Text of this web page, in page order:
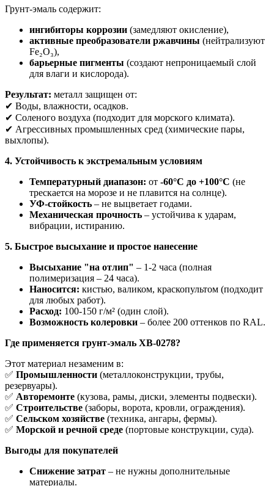
Грунт-эмаль содержит:
ингибиторы коррозии (замедляют окисление),
активные преобразователи ржавчины (нейтрализуют
Fe₂O₃),
барьерные пигменты (создают непроницаемый слой
для влаги и кислорода).
Результат: металл защищен от:
✔ Воды, влажности, осадков.
✔ Соленого воздуха (подходит для морского климата).
✔ Агрессивных промышленных сред (химические пары,
выхлопы).
4. Устойчивость к экстремальным условиям
Температурный диапазон: от -60°C до +100°C (не
трескается на морозе и не плавится на солнце).
УФ-стойкость – не выцветает годами.
Механическая прочность – устойчива к ударам,
вибрации, истиранию.
5. Быстрое высыхание и простое нанесение
Высыхание "на отлип" – 1-2 часа (полная
полимеризация – 24 часа).
Наносится: кистью, валиком, краскопультом (подходит
для любых работ).
Расход: 100-150 г/м² (один слой).
Возможность колеровки – более 200 оттенков по RAL.
Где применяется грунт-эмаль ХВ-0278?
Этот материал незаменим в:
✅ Промышленности (металлоконструкции, трубы,
резервуары).
✅ Авторемонте (кузова, рамы, диски, элементы подвески).
✅ Строительстве (заборы, ворота, кровли, ограждения).
✅ Сельском хозяйстве (техника, ангары, фермы).
✅ Морской и речной среде (портовые конструкции, суда).
Выгоды для покупателей
Снижение затрат – не нужны дополнительные
материалы.